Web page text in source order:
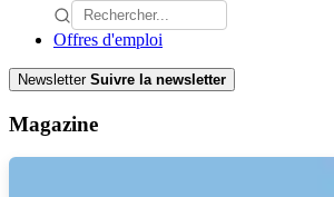
Offres d'emploi
Newsletter Suivre la newsletter
Magazine